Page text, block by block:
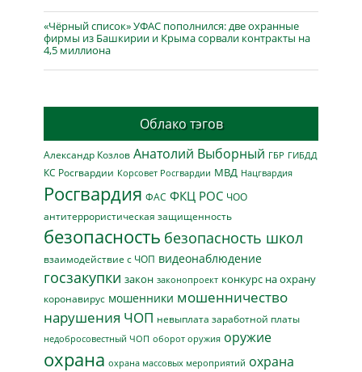
«Чёрный список» УФАС пополнился: две охранные
фирмы из Башкирии и Крыма сорвали контракты на
4,5 миллиона
Облако тэгов
Александр Козлов Анатолий Выборный ГБР ГИБДД
КС Росгвардии Корсовет Росгвардии МВД Нацгвардия
Росгвардия ФАС ФКЦ РОС ЧОО
антитеррористическая защищенность
безопасность безопасность школ
взаимодействие с ЧОП видеонаблюдение
госзакупки закон законопроект конкурс на охрану
коронавирус мошенники мошенничество
нарушения ЧОП невыплата заработной платы
недобросовестный ЧОП оборот оружия оружие
охрана охрана массовых мероприятий охрана